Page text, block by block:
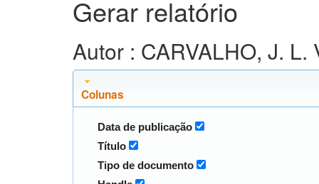
Gerar relatório
Autor : CARVALHO, J. L.
Colunas
Data de publicação
Título
Tipo de documento